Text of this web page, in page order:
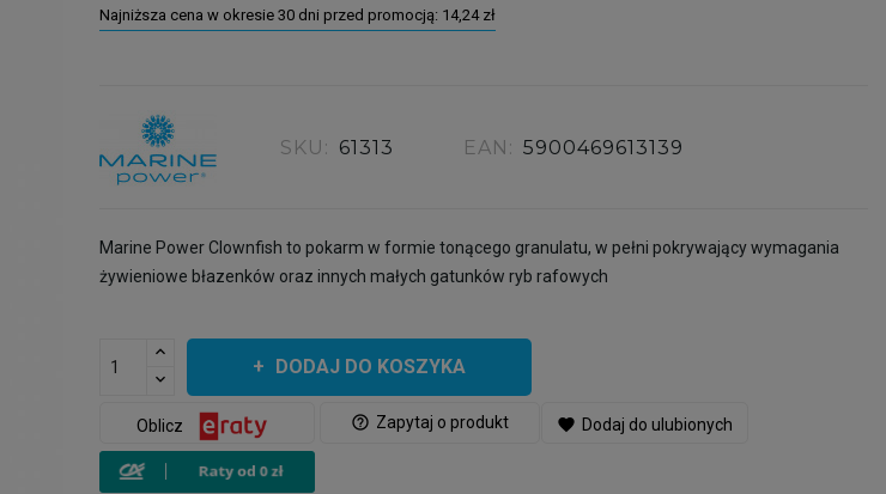
Najniższa cena w okresie 30 dni przed promocją: 14,24 zł
SKU: 61313 EAN: 5900469613139
Marine Power Clownfish to pokarm w formie tonącego granulatu, w pełni pokrywający wymagania
żywieniowe błazenków oraz innych małych gatunków ryb rafowych
DODAJ DO KOSZYKA
help_outline Zapytaj o produkt
Oblicz favorite Dodaj do ulubionych